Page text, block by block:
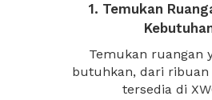
1. Temukan
Temukan ruangan
butuhkan, dari ribuan
tersedia di